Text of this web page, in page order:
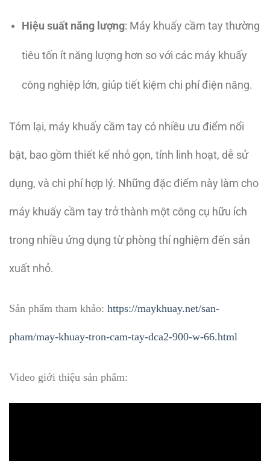
Hiệu suất năng lượng: Máy khuấy cầm tay thường
tiêu tốn ít năng lượng hơn so với các máy khuấy
công nghiệp lớn, giúp tiết kiệm chi phí điện năng.
Tóm lại, máy khuấy cầm tay có nhiều ưu điểm nổi
bật, bao gồm thiết kế nhỏ gọn, tính linh hoạt, dễ sử
dụng, và chi phí hợp lý. Những đặc điểm này làm cho
máy khuấy cầm tay trở thành một công cụ hữu ích
trong nhiều ứng dụng từ phòng thí nghiệm đến sản
xuất nhỏ.
Sản phẩm tham khảo: https://maykhuay.net/san-
pham/may-khuay-tron-cam-tay-dca2-900-w-66.html
Video giới thiệu sản phẩm: